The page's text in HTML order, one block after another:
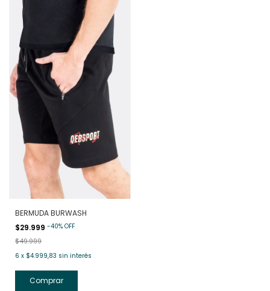
BERMUDA BURWASH
$29.999 -40% OFF
$49.999
6 x $4.999,83 sin interés
Comprar